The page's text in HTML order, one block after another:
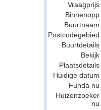
Vraagprijs
Binnenopp
Buurtnaam
Postcodegebied
Buurtdetails
Bekijk
Plaatsdetails
Huidige datum
Funda nu
Huizenzoeker
nu